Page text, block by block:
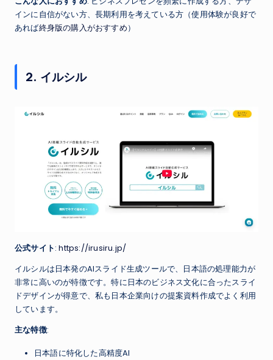
インに自信がない方、長期利用を考えている方（使用体験が良好で
あれば終身版の購入がおすすめ）
2. イルシル
公式サイト:https://irusiru.jp/
イルシルは日本発のAIスライド生成ツールで、日本語の処理能力が
非常に高いのが特徴です。特に日本のビジネス文化に合ったスライ
ドデザインが得意で、私も日本企業向けの提案資料作成でよく利用
しています。
主な特徴:
日本語に特化した高精度AI